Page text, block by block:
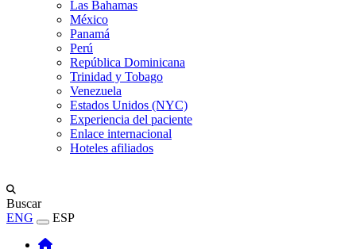
Las Bahamas
México
Panamá
Perú
República Dominicana
Trinidad y Tobago
Venezuela
Estados Unidos (NYC)
Experiencia del paciente
Enlace internacional
Hoteles afiliados
Buscar
ENG
ESP